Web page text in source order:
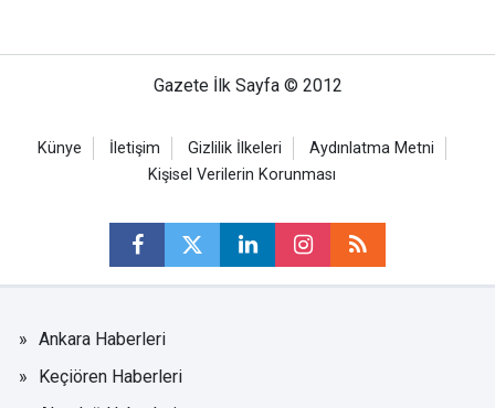
Gazete İlk Sayfa © 2012
Künye İletişim Gizlilik İlkeleri
Aydınlatma Metni
Kişisel Verilerin Korunması
Ankara Haberleri
Keçiören Haberleri